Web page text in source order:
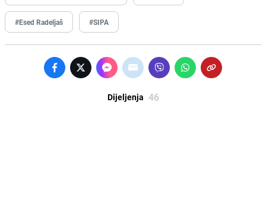
#Esed Radeljaš #SIPA
Dijeljenja 46